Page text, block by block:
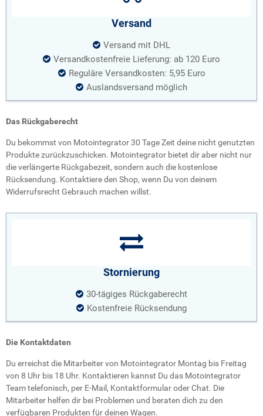
Versand
Versand mit DHL
Versandkostenfreie Lieferung: ab 120 Euro
Reguläre Versandkosten: 5,95 Euro
Auslandsversand möglich
Das Rückgaberecht
Du bekommst von Motointegrator 30 Tage Zeit deine nicht genutzten
Produkte zurückzuschicken. Motointegrator bietet dir aber nicht nur
die verlängerte Rückgabezeit, sondern auch die kostenlose
Rücksendung. Kontaktiere den Shop, wenn Du von deinem
Widerrufsrecht Gebrauch machen willst.
Stornierung
30-tägiges Rückgaberecht
Kostenfreie Rücksendung
Die Kontaktdaten
Du erreichst die Mitarbeiter von Motointegrator Montag bis Freitag
von 8 Uhr bis 18 Uhr. Kontaktieren kannst Du das Motointegrator
Team telefonisch, per E-Mail, Kontaktformular oder Chat. Die
Mitarbeiter helfen dir bei Problemen und beraten dich zu den
verfügbaren Produkten für deinen Wagen.